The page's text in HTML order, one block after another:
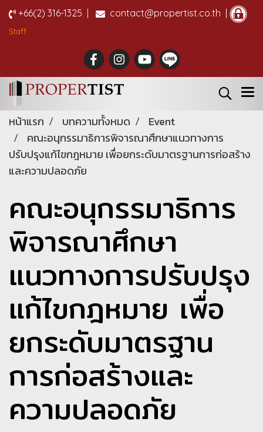
+66(2) 316-1325 contact@propertist.co.th |
Staff
หน้าแรก บทความทั้งหมด
Event
คณะอนุกรรมาธิการพิจารณาศึกษาแนวทางการ
ปรับปรุงแก้ไขกฎหมาย เพื่อยกระดับมาตรฐานการก่อสร้าง
และความปลอดภัย
คณะอนุกรรมาธิการ
พิจารณาศึกษา
แนวทางการปรับปรุง
แก้ไขกฎหมาย เพื่อ
ยกระดับมาตรฐาน
การก่อสร้างและ
ความปลอดภัย